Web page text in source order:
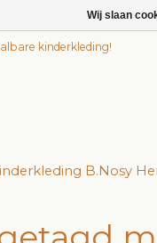
kinderkleding!
B.Nosy
Wij slaan